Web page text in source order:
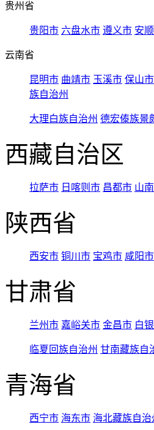
贵州省
贵阳市 六盘水市 遵义市 安
云南省
昆明市 曲靖市 玉溪市 保山市
族自治州
大理白族自治州 德宏傣族景
西藏自治区
拉萨市 日喀则市 昌都市 山
陕西省
西安市 铜川市 宝鸡市 咸阳市
甘肃省
兰州市 嘉峪关市 金昌市 白
临夏回族自治州 甘南藏族自
青海省
西宁市 海东市 海北藏族自治